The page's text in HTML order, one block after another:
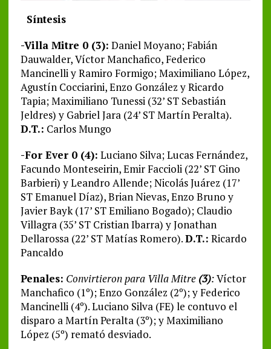
Síntesis
-Villa Mitre 0 (3): Daniel Moyano; Fabián
Dauwalder, Víctor Manchafico, Federico
Mancinelli y Ramiro Formigo; Maximiliano López,
Agustín Cocciarini, Enzo González y Ricardo
Tapia; Maximiliano Tunessi (32’ ST Sebastián
Jeldres) y Gabriel Jara (24’ ST Martín Peralta).
D.T.: Carlos Mungo
-For Ever 0 (4): Luciano Silva; Lucas Fernández,
Facundo Monteseirin, Emir Faccioli (22’ ST Gino
Barbieri) y Leandro Allende; Nicolás Juárez (17’
ST Emanuel Díaz), Brian Nievas, Enzo Bruno y
Javier Bayk (17’ ST Emiliano Bogado); Claudio
Villagra (35’ ST Cristian Ibarra) y Jonathan
Dellarossa (22’ ST Matías Romero).D.T.: Ricardo
Pancaldo
Penales: Convirtieron para Villa Mitre (3):Víctor
Manchafico (1º); Enzo González (2º); y Federico
Mancinelli (4º). Luciano Silva (FE) le contuvo el
disparo a Martín Peralta (3º); y Maximiliano
López (5º) remató desviado.